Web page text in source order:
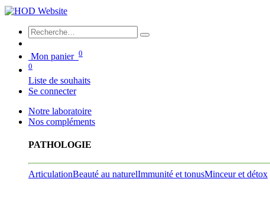
Mon panier 0
0
Liste de souhaits
Se connecter
Notre laboratoire
Nos compléments
PATHOLOGIE
ArticulationBeauté au naturelImmunité et tonusMinceur et détox